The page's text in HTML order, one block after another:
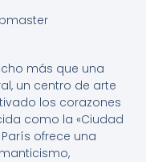
más que una
un centro de arte
los corazones
como la «Ciudad
París ofrece una